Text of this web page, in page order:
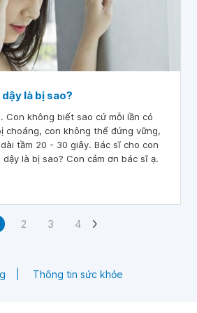
là bị sao?
Con không biết sao cứ mỗi lần có
choáng, con không thể đứng vững,
tầm 20 - 30 giây. Bác sĩ cho con
là bị sao? Con cảm ơn bác sĩ ạ.
2 3 4
Thông tin sức khỏe